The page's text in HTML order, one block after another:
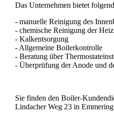
Das Unternehmen bietet
- manuelle Reinigung des
- chemische Reinigung der
- Kalkentsorgung
- Allgemeine Boilerkontrolle
- Beratung über
- Überprüfung der Anode und
Sie finden den Boiler-
Lindacher Weg 23 in